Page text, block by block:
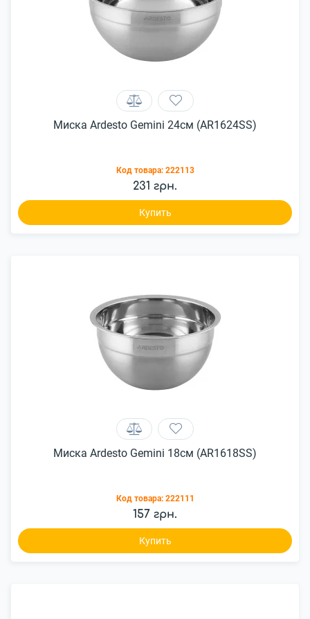
Миска Ardesto Gemini 24см (AR1624SS)
Код товара: 222113
231 грн.
Купить
Миска Ardesto Gemini 18см (AR1618SS)
Код товара: 222111
157 грн.
Купить